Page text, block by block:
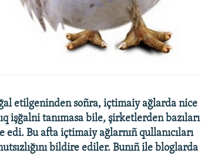
etilgeninden soñra, içtimaiy ağlarda nice
işğalni tanımasa bile, şirketlerden bazıları
edi. Bu afta içtimaiy ağlarnıñ qullanıcıları
bildire ediler. Bunıñ ile bloglarda